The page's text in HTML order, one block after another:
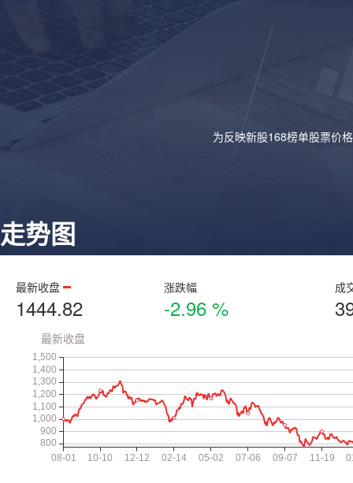
为反映新股168榜单股票价
走势图
最新收盘
1444.82
涨跌幅
-2.96 %
成